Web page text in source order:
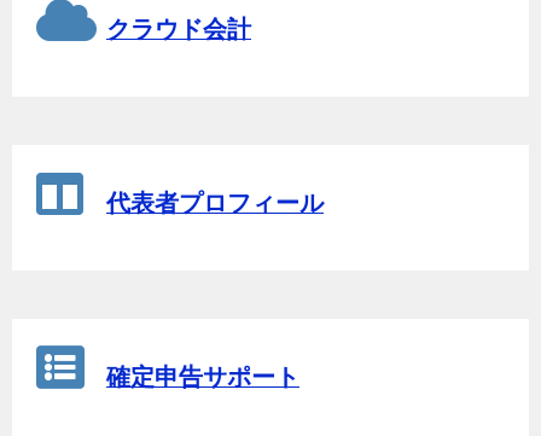
クラウド会計
代表者プロフィール
確定申告サポート